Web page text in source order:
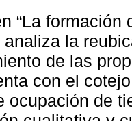
“La
analiza la
de las
con el
ocupación de